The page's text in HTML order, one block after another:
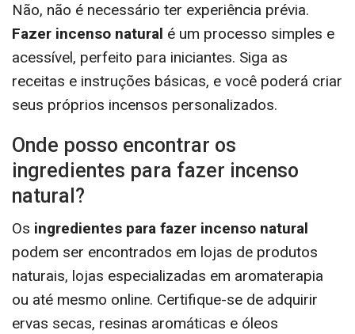
Não, não é necessário ter experiência prévia.
Fazer incenso natural é um processo simples e
acessível, perfeito para iniciantes. Siga as
receitas e instruções básicas, e você poderá criar
seus próprios incensos personalizados.
Onde posso encontrar os
ingredientes para fazer incenso
natural?
Os ingredientes para fazer incenso natural
podem ser encontrados em lojas de produtos
naturais, lojas especializadas em aromaterapia
ou até mesmo online. Certifique-se de adquirir
ervas secas, resinas aromáticas e óleos